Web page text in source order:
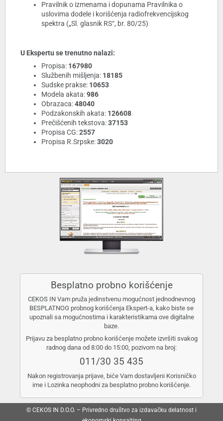
Pravilnik o izmenama i dopunama Pravilnika o
uslovima dodele i korišćenja radiofrekvencijskog
spektra („Sl. glasnik RS“, br. 80/25)
U Ekspertu se trenutno nalazi:
Propisa: 167980
Službenih mišljenja: 18185
Sudske prakse: 10653
Modela akata:986
Obrazaca:48040
Podzakonskih akata: 126608
Prečišćenih tekstova:37153
Propisa CG:2557
Propisa R.Srpske:3020
Besplatno probno korišćenje
CEKOS IN Vam pruža jedinstvenu mogućnost jednodnevnog
BESPLATNOG probnog korišćenja Ekspert-a, kako biste se
upoznali sa mogućnostima i karakteristikama ove digitalne
baze.
Prijavu za besplatno probno korišćenje možete izvršiti svakog
radnog dana od 8:00 do 15:00, pozivom na broj:
011/30 35 435
Nakon registrovanja prijave, biće Vam dostavljeni Korisničko
ime i Lozinka neophodni za besplatno probno korišćenje.
© CEKOS IN D.O.O. – Privredno društvo za izdavačku delatnost i